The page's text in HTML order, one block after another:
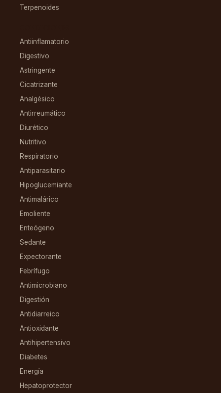
Terpenoides
Antiinflamatorio
Digestivo
Astringente
Cicatrizante
Analgésico
Antirreumático
Diurético
Nutritivo
Respiratorio
Antiparasitario
Hipoglucemiante
Antimalárico
Emoliente
Enteógeno
Sedante
Expectorante
Febrífugo
Antimicrobiano
Digestión
Antidiarreico
Antioxidante
Antihipertensivo
Diabetes
Energía
Hepatoprotector